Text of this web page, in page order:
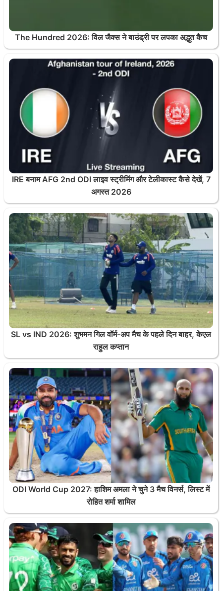
The Hundred 2026: विल जैक्स ने बाउंड्री पर लपका अद्भुत कैच
IRE बनाम AFG 2nd ODI लाइव स्ट्रीमिंग और टेलीकास्ट कैसे देखें, 7
अगस्त 2026
SL vs IND 2026: शुभमन गिल वॉर्म-अप मैच के पहले दिन बाहर, केएल
राहुल कप्तान
ODI World Cup 2027: हाशिम अमला ने चुने 3 मैच विनर्स, लिस्ट में
रोहित शर्मा शामिल